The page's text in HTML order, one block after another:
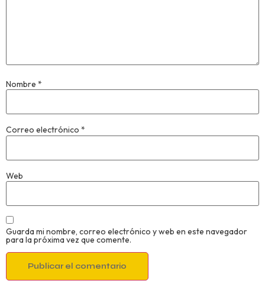
Nombre *
Correo electrónico *
Web
Guarda mi nombre, correo electrónico y web en este navegador
para la próxima vez que comente.